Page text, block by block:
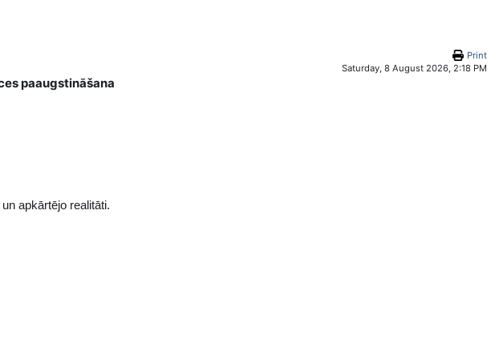
Print
Saturday, 8 August 2026, 2:18 PM
paaugstināšana
apkārtējo realitāti.